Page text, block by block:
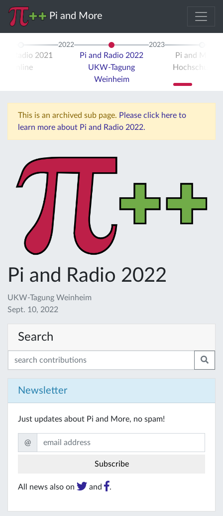
Pi and More
Radio 2021
Online
2022
Pi and Radio 2022
UKW-Tagung
Weinheim
2023
Pi and More
Hochschule
This is an archived sub page. Please click here to
learn more about Pi and Radio 2022.
Pi and Radio 2022
UKW-Tagung Weinheim
Sept. 10, 2022
Search
Newsletter
Just updates about Pi and More, no spam!
@
All news also on and .